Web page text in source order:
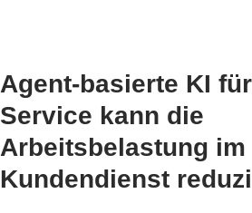
Agent-basierte KI
Service kann die
Arbeitsbelastung im
Kundendienst